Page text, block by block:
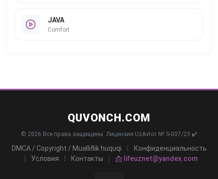
JAVA
Comfort
QUVONCH.COM
© 2026 Все права защищены. Лицензия UzAvtor № S-007/23 ✔️
DMCA / Copyright / Mualliflik huquqi
Конфиденциальность
Условия Контакты 📩 lifeuznet@yandex.com